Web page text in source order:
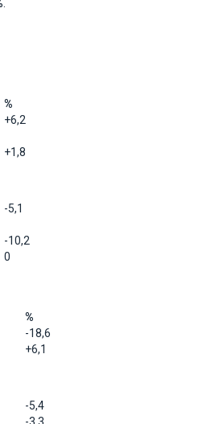
%
+6,2
+1,8
-5,1
-10,2
0
%
-18,6
+6,1
-5,4